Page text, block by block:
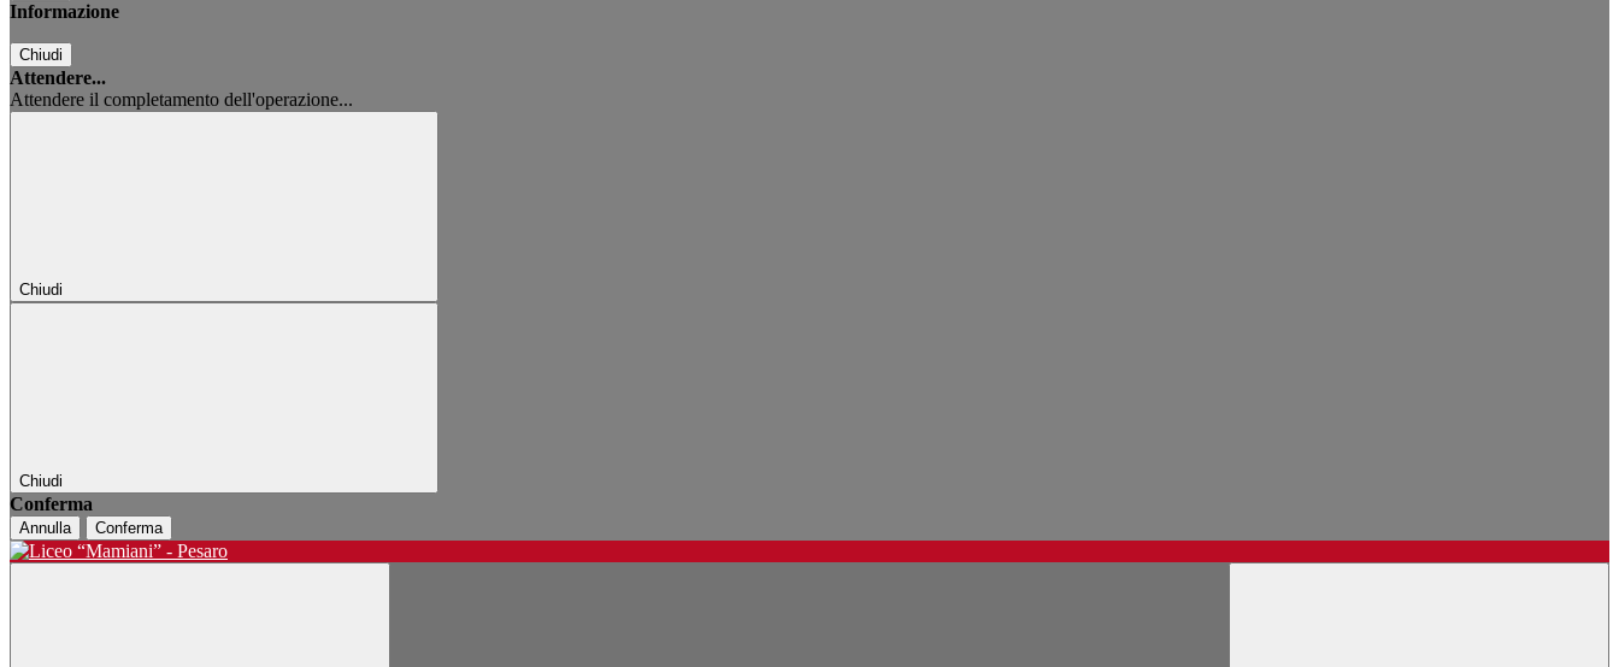
Informazione
Chiudi
Attendere...
Attendere il completamento dell'operazione...
Chiudi
Chiudi
Conferma
Annulla Conferma